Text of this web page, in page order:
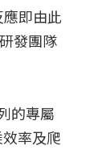
即由此
發團隊
的專屬
率及爬